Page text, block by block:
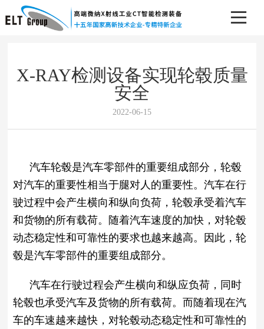
X-RAY检测设备实现轮毂质量
安全
2022-06-15
汽车轮毂是汽车零部件的重要组成部分，轮毂
对汽车的重要性相当于腿对人的重要性。汽车在行
驶过程中会产生横向和纵向负荷，轮毂承受着汽车
和货物的所有载荷。随着汽车速度的加快，对轮毂
动态稳定性和可靠性的要求也越来越高。因此，轮
毂是汽车零部件的重要组成部分。
汽车在行驶过程会产生横向和纵应负荷，同时
轮毂也承受汽车及货物的所有载荷。而随着现在汽
车的车速越来越快，对轮毂动态稳定性和可靠性的